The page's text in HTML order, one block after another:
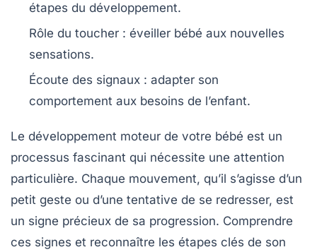
étapes du développement.
Rôle du toucher : éveiller bébé aux nouvelles
sensations.
Écoute des signaux : adapter son
comportement aux besoins de l’enfant.
Le développement moteur de votre bébé est un
processus fascinant qui nécessite une attention
particulière. Chaque mouvement, qu’il s’agisse d’un
petit geste ou d’une tentative de se redresser, est
un signe précieux de sa progression. Comprendre
ces signes et reconnaître les étapes clés de son